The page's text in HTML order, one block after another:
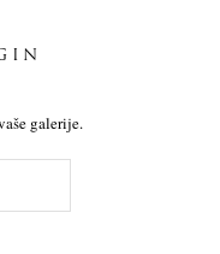
galerije.